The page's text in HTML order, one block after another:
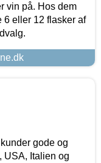
vin på. Hos dem
6 eller 12 flasker af
gode og
USA, Italien og